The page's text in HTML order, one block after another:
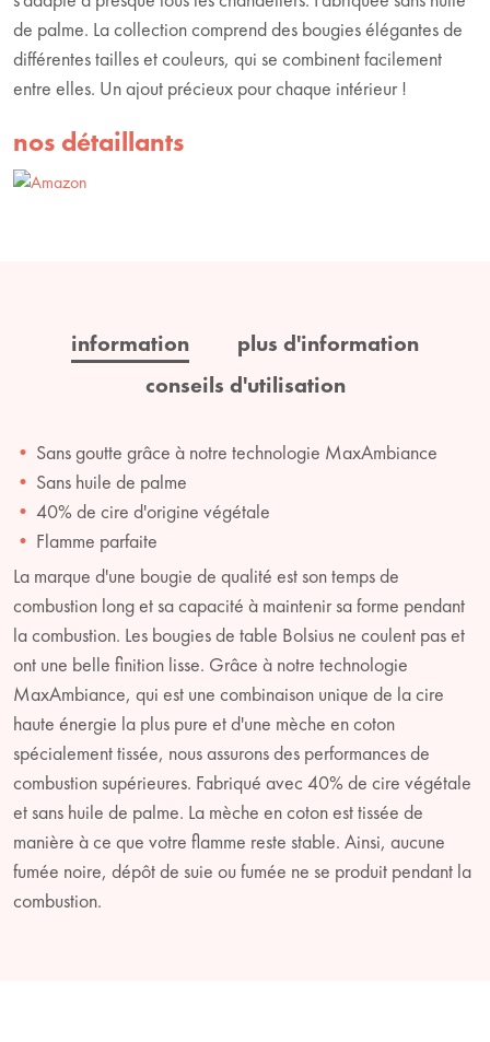
de palme. La collection comprend des bougies élégantes de
différentes tailles et couleurs, qui se combinent facilement
entre elles. Un ajout précieux pour chaque intérieur !
nos détaillants
information
plus d'information
conseils d'utilisation
Sans goutte grâce à notre technologie MaxAmbiance
Sans huile de palme
40% de cire d'origine végétale
Flamme parfaite
La marque d'une bougie de qualité est son temps de
combustion long et sa capacité à maintenir sa forme pendant
la combustion. Les bougies de table Bolsius ne coulent pas et
ont une belle finition lisse. Grâce à notre technologie
MaxAmbiance, qui est une combinaison unique de la cire
haute énergie la plus pure et d'une mèche en coton
spécialement tissée, nous assurons des performances de
combustion supérieures. Fabriqué avec 40% de cire végétale
et sans huile de palme. La mèche en coton est tissée de
manière à ce que votre flamme reste stable. Ainsi, aucune
fumée noire, dépôt de suie ou fumée ne se produit pendant la
combustion.